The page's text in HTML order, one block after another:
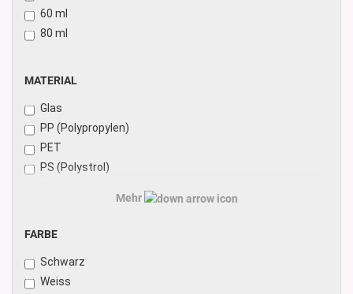
60 ml
80 ml
MATERIAL
MATERIAL
Glas
PP (Polypropylen)
PET
PS (Polystrol)
Mehr
FARBE
FARBE
Schwarz
Weiss